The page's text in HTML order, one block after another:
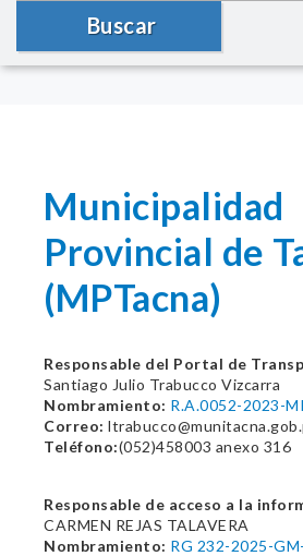
Buscar
Municipalidad
Provincial de
(MPTacna)
Responsable del Portal de
Santiago Julio Trabucco Vizcarra
Nombramiento: R.A.0052-2023-
Correo:
Teléfono:(052)458003 anexo 316
Responsable de acceso a la
CARMEN REJAS TALAVERA
Nombramiento: RG 232-2025-